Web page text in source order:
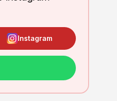
Instagram